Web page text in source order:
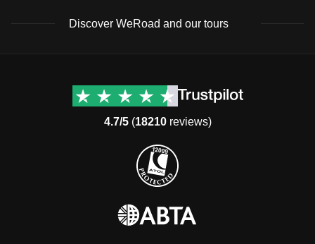
Discover WeRoad and our tours
Group trips to Europe
Group trips to Middle East
Contacts
Manage Booking
Privacy Policy
4.7/5(18210reviews)